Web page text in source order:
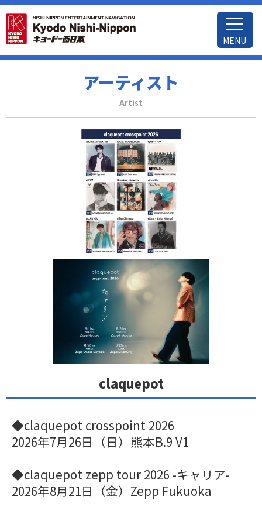
MENU
アーティスト
Artist
claquepot
◆claquepot crosspoint 2026
2026年7月26日（日）熊本B.9 V1
◆claquepot zepp tour 2026 -キャリア-
2026年8月21日（金）Zepp Fukuoka